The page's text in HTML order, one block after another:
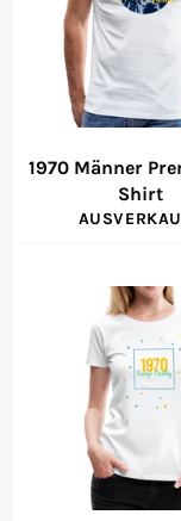
1970 Männer
Shirt